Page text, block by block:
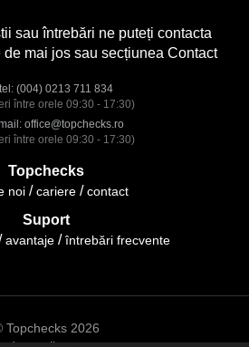
sau întrebări ne puteți contacta
mai jos sau secțiunea Contact
tel: (004) 0213 711 834
între orele 09:30 - 17:30)
office@topchecks.ro
între orele 09:30 - 17:30)
Topchecks
noi cariere contact
Suport
avantaje întrebări frecvente
Topchecks 2026